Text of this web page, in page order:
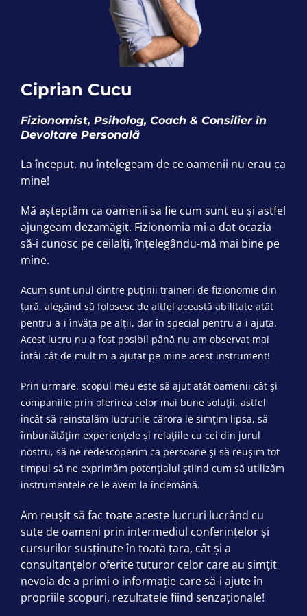
Ciprian Cucu
Fizionomist, Psiholog, Coach & Consilier în
Devoltare Personală
La început, nu înțelegeam de ce oamenii nu erau ca
mine!
Mă așteptăm ca oamenii sa fie cum sunt eu și astfel
ajungeam dezamăgit. Fizionomia mi-a dat ocazia
să-i cunosc pe ceilalți, înțelegându-mă mai bine pe
mine.
Acum sunt unul dintre puținii traineri de fizionomie din
țară, alegând să folosesc de altfel această abilitate atât
pentru a-i învăța pe alții, dar în special pentru a-i ajuta.
Acest lucru nu a fost posibil până nu am observat mai
întâi cât de mult m-a ajutat pe mine acest instrument!
Prin urmare, scopul meu este să ajut atât oamenii cât şi
companiile prin oferirea celor mai bune soluţii, astfel
încât să reinstalăm lucrurile cărora le simţim lipsa, să
îmbunătăţim experienţele și relaţiile cu cei din jurul
nostru, să ne redescoperim ca persoane şi să reuşim tot
timpul să ne exprimăm potenţialul ştiind cum să utilizăm
instrumentele ce le avem la îndemână.
Am reușit să fac toate aceste lucruri lucrând cu
sute de oameni prin intermediul conferințelor și
cursurilor susținute în toată țara, cât și a
consultanțelor oferite tuturor celor care au simțit
nevoia de a primi o informație care să-i ajute în
propriile scopuri, rezultatele fiind senzaționale!